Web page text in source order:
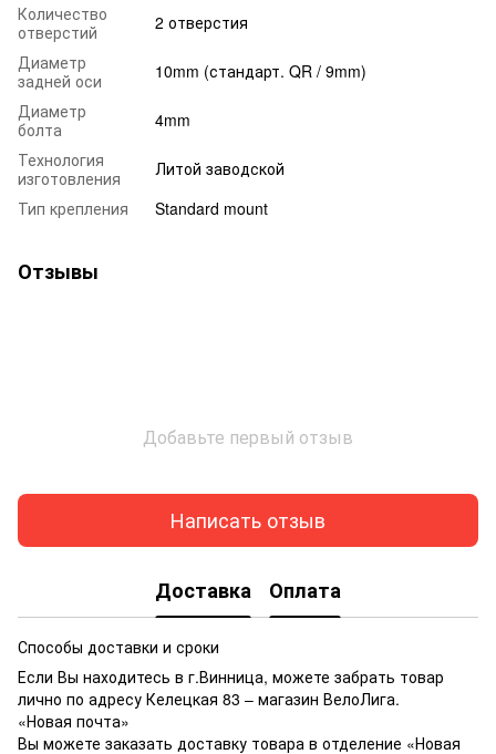
Количество
отверстий
2 отверстия
Диаметр
задней оси
10mm (стандарт. QR / 9mm)
Диаметр
болта
4mm
Технология
изготовления
Литой заводской
Тип крепления
Standard mount
Отзывы
Добавьте первый отзыв
Написать отзыв
Доставка Оплата
Способы доставки и сроки
Если Вы находитесь в г.Винница, можете забрать товар
лично по адресу Келецкая 83 – магазин ВелоЛига.
«Новая почта»
Вы можете заказать доставку товара в отделение «Новая